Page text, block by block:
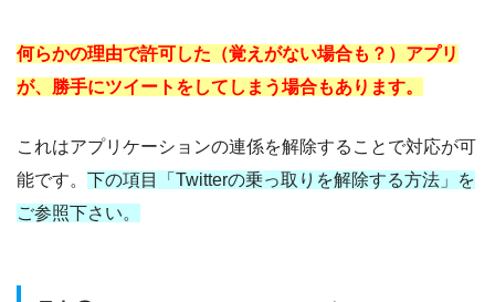
何らかの理由で許可した（覚えがない場合も？）アプリ
が、勝手にツイートをしてしまう場合もあります。
これはアプリケーションの連係を解除することで対応が可
能です。 下の項目「Twitterの乗っ取りを解除する方法」を
ご参照下さい。